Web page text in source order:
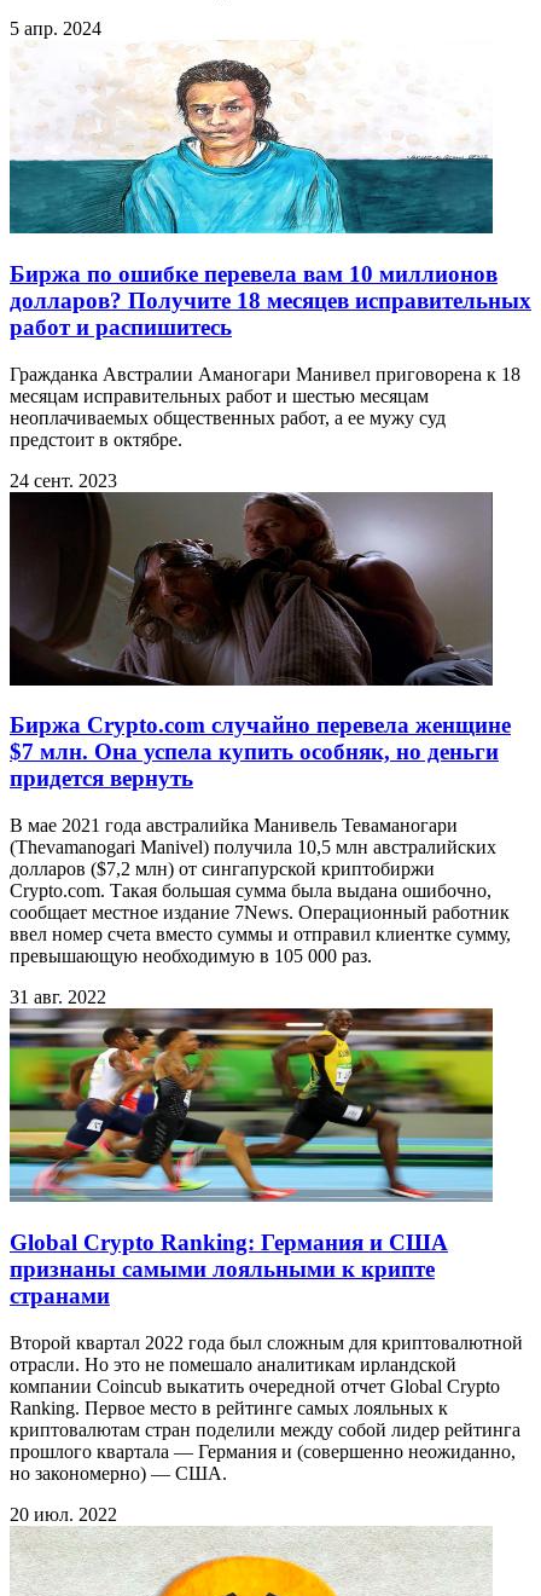
5 апр. 2024
Биржа по ошибке перевела вам 10 миллионов
долларов? Получите 18 месяцев исправительных
работ и распишитесь
Гражданка Австралии Аманогари Манивел приговорена к 18
месяцам исправительных работ и шестью месяцам
неоплачиваемых общественных работ, а ее мужу суд
предстоит в октябре.
24 сент. 2023
Биржа Crypto.com случайно перевела женщине
$7 млн. Она успела купить особняк, но деньги
придется вернуть
В мае 2021 года австралийка Манивель Теваманогари
(Thevamanogari Manivel) получила 10,5 млн австралийских
долларов ($7,2 млн) от сингапурской криптобиржи
Crypto.com. Такая большая сумма была выдана ошибочно,
сообщает местное издание 7News. Операционный работник
ввел номер счета вместо суммы и отправил клиентке сумму,
превышающую необходимую в 105 000 раз.
31 авг. 2022
Global Crypto Ranking: Германия и США
признаны самыми лояльными к крипте
странами
Второй квартал 2022 года был сложным для криптовалютной
отрасли. Но это не помешало аналитикам ирландской
компании Coincub выкатить очередной отчет Global Crypto
Ranking. Первое место в рейтинге самых лояльных к
криптовалютам стран поделили между собой лидер рейтинга
прошлого квартала — Германия и (совершенно неожиданно,
но закономерно) — США.
20 июл. 2022